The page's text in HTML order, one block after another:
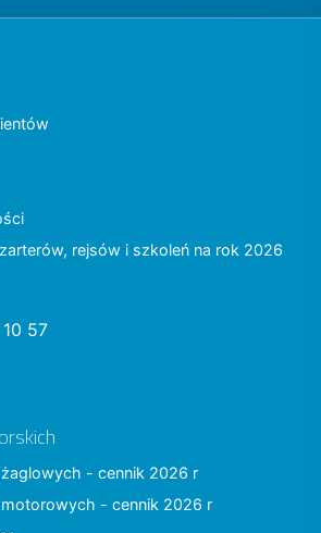
rejsów i szkoleń na rok 2026
57
- cennik 2026 r
- cennik 2026 r